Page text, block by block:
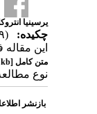
یرسینیا
چکیده:
(۲۶۹۹ مشاهده)
این
متن کامل[PDF 820 kb]
نوع
بازنشر